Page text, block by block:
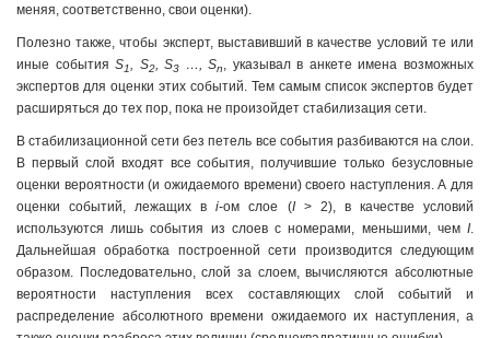
меняя, соответственно, свои оценки).
Полезно также, чтобы эксперт, выставивший в качестве условий те или
иные событияS1, S2, S3 …, Sn, указывал в анкете имена возможных
экспертов для оценки этих событий. Тем самым список экспертов будет
расширяться до тех пор, пока не произойдет стабилизация сети.
В стабилизационной сети без петель все события разбиваются на слои.
В первый слой входят все события, получившие только безусловные
оценки вероятности (и ожидаемого времени) своего наступления. А для
оценки событий, лежащих вi-ом слое (I > 2), в качестве условий
используются лишь события из слоев с номерами, меньшими, чем I.
Дальнейшая обработка построенной сети производится следующим
образом. Последовательно, слой за слоем, вычисляются абсолютные
вероятности наступления всех составляющих слой событий и
распределение абсолютного времени ожидаемого их наступления, а